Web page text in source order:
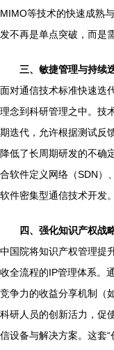
MIMO等技术的快速成熟
发不再是单点突破，而是
三、敏捷管理与持续
面对通信技术标准快速迭
理念到科研管理之中。技
期迭代，允许根据测试反
降低了长周期研发的不确
合软件定义网络（SDN）
软件密集型通信技术开发。
四、强化知识产权战
中国院将知识产权管理提
收全流程的IP管理体系。
竞争力的收益分享机制（
科研人员的创新活力，促
信设备与解决方案。这套